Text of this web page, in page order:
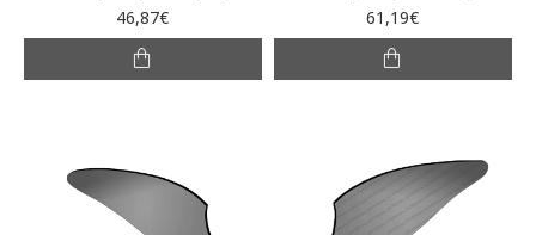
46,87€ 61,19€